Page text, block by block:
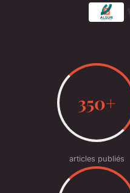
350+
articles publiés